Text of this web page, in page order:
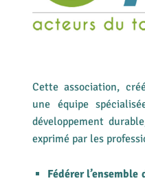
Cette association,
une équipe
développement
exprimé par les
Fédérer